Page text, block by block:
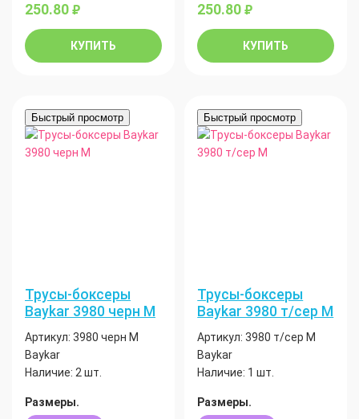
250.80 руб.
КУПИТЬ
250.80руб.
КУПИТЬ
Быстрый просмотр
Трусы-боксеры
Baykar 3980 черн М
Артикул: 3980 черн М
Baykar
Наличие: 2 шт.
Размеры.
Быстрый просмотр
Трусы-боксеры
Baykar 3980 т/сер М
Артикул: 3980 т/сер М
Baykar
Наличие: 1 шт.
Размеры.